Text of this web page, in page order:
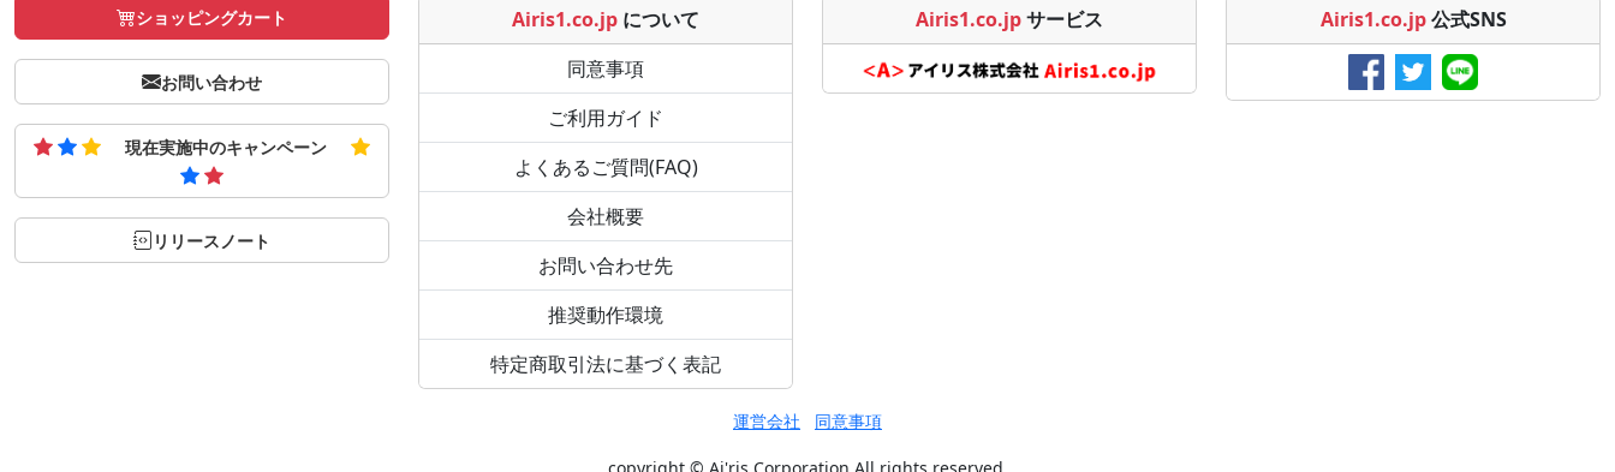
ショッピングカート
お問い合わせ
現在実施中のキャンペーン
リリースノート
Airis1.co.jp について
同意事項
ご利用ガイド
よくあるご質問(FAQ)
会社概要
お問い合わせ先
推奨動作環境
特定商取引法に基づく表記
Airis1.co.jpサービス Airis1.co.jp 公式SNS
運営会社 同意事項